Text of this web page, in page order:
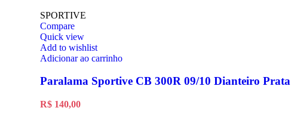
SPORTIVE
Compare
Quick view
Add to wishlist
Adicionar ao carrinho
Paralama Sportive CB 300R 09/10 Dianteiro Prata
R$140,00